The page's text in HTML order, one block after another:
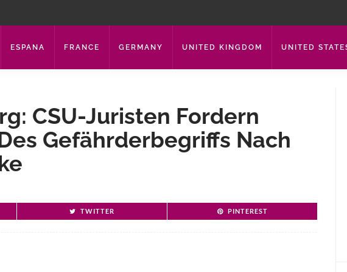
ESPANA FRANCE GERMANY UNITED KINGDOM UNITED
CSU-Juristen Fordern
Gefährderbegriffs Nach
TWITTER PINTEREST